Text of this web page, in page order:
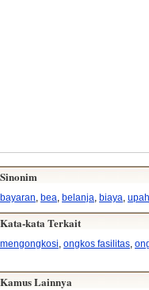
Sinonim
bayaran bea belanja biaya upah
Kata-kata Terkait
mengongkosi, ongkos fasilitas,
Kamus Lainnya